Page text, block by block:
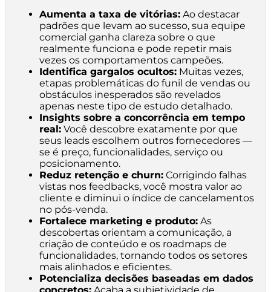
Aumenta a taxa de vitórias: Ao destacar
padrões que levam ao sucesso, sua equipe
comercial ganha clareza sobre o que
realmente funciona e pode repetir mais
vezes os comportamentos campeões.
Identifica gargalos ocultos: Muitas vezes,
etapas problemáticas do funil de vendas ou
obstáculos inesperados são revelados
apenas neste tipo de estudo detalhado.
Insights sobre a concorrência em tempo
real: Você descobre exatamente por que
seus leads escolhem outros fornecedores —
se é preço, funcionalidades, serviço ou
posicionamento.
Reduz retenção e churn: Corrigindo falhas
vistas nos feedbacks, você mostra valor ao
cliente e diminui o índice de cancelamentos
no pós-venda.
Fortalece marketing e produto: As
descobertas orientam a comunicação, a
criação de conteúdo e os roadmaps de
funcionalidades, tornando todos os setores
mais alinhados e eficientes.
Potencializa decisões baseadas em dados